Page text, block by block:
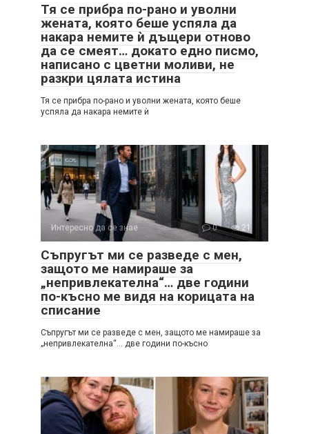
Тя се прибра по-рано и уволни
жената, която беше успяла да
накара немите ѝ дъщери отново
да се смеят… докато едно писмо,
написано с цветни моливи, не
разкри цялата истина
Тя се прибра по-рано и уволни жената, която беше
успяла да накара немите ѝ
Интересно да се знае 0 21
Съпругът ми се разведе с мен,
защото ме намираше за
„непривлекателна“… две години
по-късно ме видя на корицата на
списание
Съпругът ми се разведе с мен, защото ме намираше за
„непривлекателна“… две години по-късно